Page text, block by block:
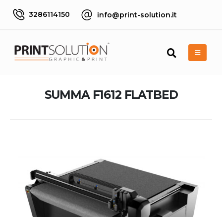
3286114150 info@print-solution.it
SUMMA F1612 FLATBED